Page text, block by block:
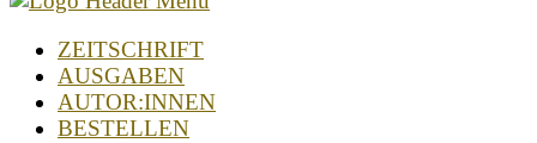
ZEITSCHRIFT
AUSGABEN
AUTOR:INNEN
BESTELLEN